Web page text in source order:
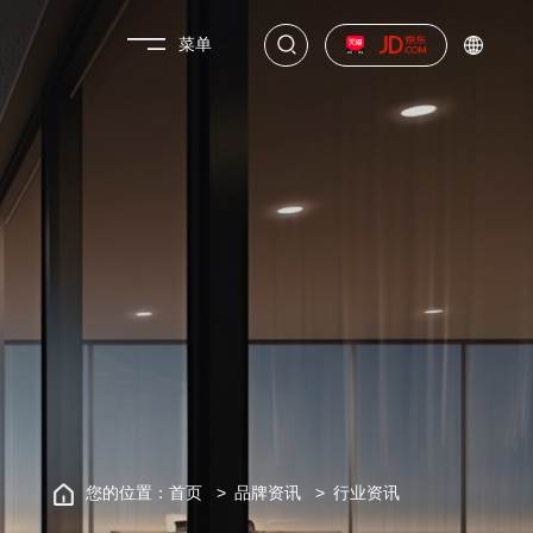
菜单
您的位置： 首页 品牌资讯 行业资讯